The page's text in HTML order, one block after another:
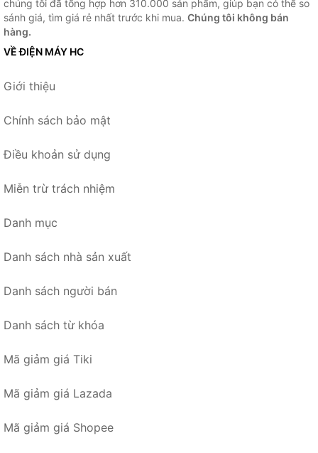
chúng tôi đã tổng hợp hơn 310.000 sản phẩm, giúp bạn có thể so
sánh giá, tìm giá rẻ nhất trước khi mua. Chúng tôi không bán
hàng.
VỀ ĐIỆN MÁY HC
Giới thiệu
Chính sách bảo mật
Điều khoản sử dụng
Miễn trừ trách nhiệm
Danh mục
Danh sách nhà sản xuất
Danh sách người bán
Danh sách từ khóa
Mã giảm giá Tiki
Mã giảm giá Lazada
Mã giảm giá Shopee